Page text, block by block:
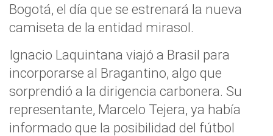
Bogotá, el día que se estrenará la nueva
camiseta de la entidad mirasol.
Ignacio Laquintana viajó a Brasil para
incorporarse al Bragantino, algo que
sorprendió a la dirigencia carbonera. Su
representante, Marcelo Tejera, ya había
informado que la posibilidad del fútbol